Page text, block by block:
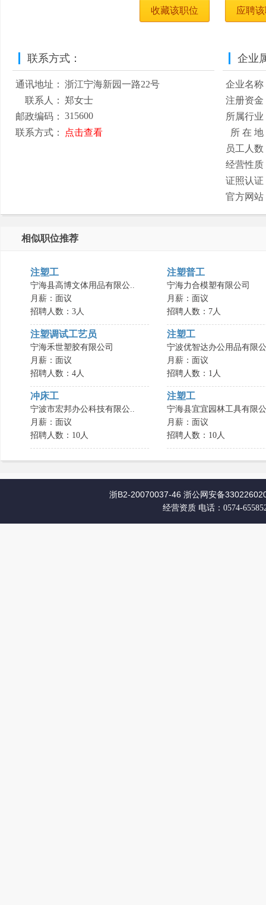
收藏该职位 应聘
联系方式：
通讯地址：
浙江宁海新园一路22号
联系人：
郑女士
邮政编码：
315600
联系方式：
点击查看
企业
企业名称
注册资金
所属行业
所 在 地
员工人数
经营性质
证照认证
官方网站
相似职位推荐
注塑工
宁海县高博文体用品有限公..
月薪：面议
招聘人数：3人
注塑普工
宁海力合模塑有限公司
月薪：面议
招聘人数：7人
注塑调试工艺员
宁海禾世塑胶有限公司
月薪：面议
招聘人数：4人
注塑工
宁波优智达办公用品有限
月薪：面议
招聘人数：1人
冲床工
宁波市宏邦办公科技有限公..
月薪：面议
招聘人数：10人
注塑工
宁海县宜宜园林工具有限
月薪：面议
招聘人数：10人
浙B2-20070037-46 浙公网安备
经营资质 电话：0574-